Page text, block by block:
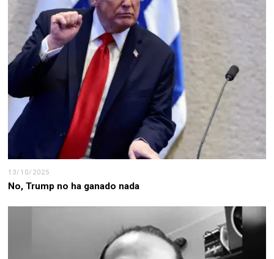
13/10/2025
No, Trump no ha ganado nada